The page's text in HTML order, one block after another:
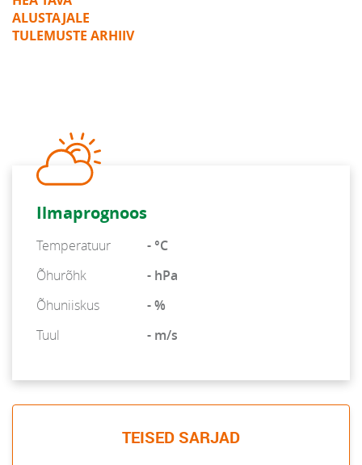
ALUSTAJALE
TULEMUSTE ARHIIV
Ilmaprognoos
Temperatuur
- °C
Õhurõhk
- hPa
Õhuniiskus
- %
Tuul
- m/s
TEISED SARJAD